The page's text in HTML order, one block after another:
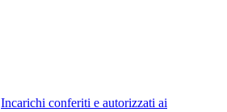
Incarichi conferiti e autorizzati ai